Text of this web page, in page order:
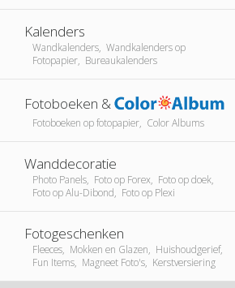
Kalenders
Wandkalenders, Wandkalenders op
Fotopapier, Bureaukalenders
Fotoboeken &
Fotoboeken op fotopapier, Color Albums
Wanddecoratie
Photo Panels, Foto op Forex, Foto op doek,
Foto op Alu-Dibond, Foto op Plexi
Fotogeschenken
Fleeces, Mokken en Glazen, Huishoudgerief,
Fun Items, Magneet Foto's, Kerstversiering